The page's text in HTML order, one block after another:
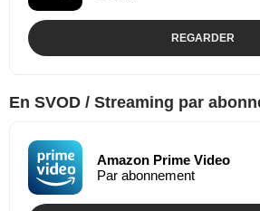
REGARDER
En SVOD / Streaming par
Amazon Prime Video
Par abonnement